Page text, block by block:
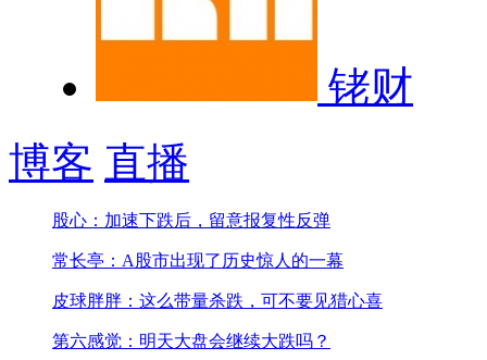
铑财
博客 直播
股心：加速下跌后，留意报复性反弹
常长亭：A股市出现了历史惊人的一幕
皮球胖胖：这么带量杀跌，可不要见猎心喜
第六感觉：明天大盘会继续大跌吗？